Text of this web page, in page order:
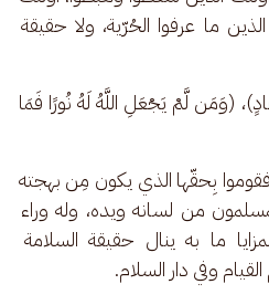
ما عرفوا الحُرّية، ولا حقيقة
(وَمَن لَّمْ يَجْعَلِ اللَّهُ لَهُ نُورًا فَمَا
بِحقّها الذي يكون مِن بهجته
من لسانه ويده، وله وراء
ما به ينال حقيقة السلامة
وفي دار السلام.